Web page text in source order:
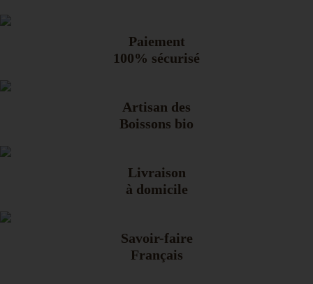
Paiement
100% sécurisé
Artisan des
Boissons bio
Livraison
à domicile
Savoir-faire
Français